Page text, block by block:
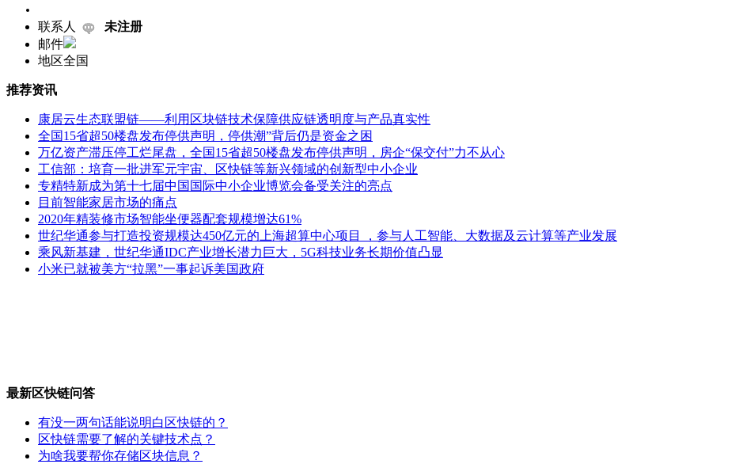
联系人
未注册
邮件
地区全国
推荐资讯
康居云生态联盟链——利用区块链技术保障供应链透明度与产品真实性
全国15省超50楼盘发布停供声明，停供潮”背后仍是资金之困
万亿资产滞压停工烂尾盘，全国15省超50楼盘发布停供声明，房企“保交付”力不从心
工信部：培育一批进军元宇宙、区快链等新兴领域的创新型中小企业
专精特新成为第十七届中国国际中小企业博览会备受关注的亮点
目前智能家居市场的痛点
2020年精装修市场智能坐便器配套规模增达61%
世纪华通参与打造投资规模达450亿元的上海超算中心项目 ，参与人工智能、大数据及云计算等产业发展
乘风新基建，世纪华通IDC产业增长潜力巨大，5G科技业务长期价值凸显
小米已就被美方“拉黑”一事起诉美国政府
最新区快链问答
有没一两句话能说明白区快链的？
区快链需要了解的关键技术点？
为啥我要帮你存储区块信息？